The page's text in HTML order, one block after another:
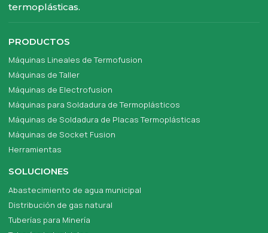
termoplásticas.
PRODUCTOS
Máquinas Lineales de Termofusion
Máquinas de Taller
Máquinas de Electrofusion
Máquinas para Soldadura de Termoplásticos
Máquinas de Soldadura de Placas Termoplásticas
Máquinas de Socket Fusion
Herramientas
SOLUCIONES
Abastecimiento de agua municipal
Distribución de gas natural
Tuberías para Minería